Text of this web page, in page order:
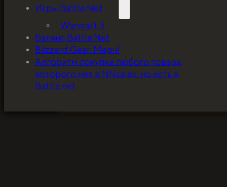
Игры Battle.Net
Warcraft 3
Баланс Battle.Net
Blizzard Gear. Мерч!
Алгоритм покупки любого товара,
которого нет в NNsales, но есть в
Battle.net
5%, на весь ассортимент. Я хочу, чтобы
покупатель мог оценивать меня по
за ценники!